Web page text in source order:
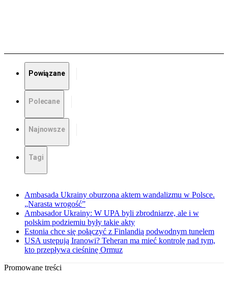
Powiązane
Polecane
Najnowsze
Tagi
Ambasada Ukrainy oburzona aktem wandalizmu w Polsce.
„Narasta wrogość”
Ambasador Ukrainy: W UPA byli zbrodniarze, ale i w
polskim podziemiu były takie akty
Estonia chce się połączyć z Finlandią podwodnym tunelem
USA ustępują Iranowi? Teheran ma mieć kontrolę nad tym,
kto przepływa cieśninę Ormuz
Promowane treści